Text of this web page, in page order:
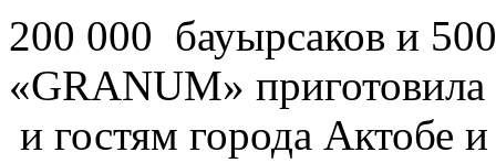
200 000 бауырсаков и
«GRANUM»
и гостям города